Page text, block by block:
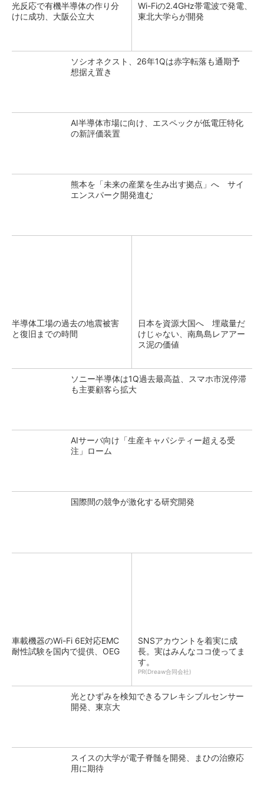
光反応で有機半導体の作り分
けに成功、大阪公立大
Wi-Fiの2.4GHz帯電波で発電、
東北大学らが開発
ソシオネクスト、26年1Qは赤字転落も通期予
想据え置き
AI半導体市場に向け、エスペックが低電圧特化
の新評価装置
熊本を「未来の産業を生み出す拠点」へ サイ
エンスパーク開発進む
半導体工場の過去の地震被害
と復旧までの時間
日本を資源大国へ 埋蔵量だ
けじゃない、南鳥島レアアー
ス泥の価値
ソニー半導体は1Q過去最高益、スマホ市況停滞
も主要顧客ら拡大
AIサーバ向け「生産キャパシティー超える受
注」ローム
国際間の競争が激化する研究開発
車載機器のWi-Fi 6E対応EMC
耐性試験を国内で提供、OEG
SNSアカウントを着実に成
長。実はみんなココ使ってま
す。
PR(Dreaw合同会社)
光とひずみを検知できるフレキシブルセンサー
開発、東京大
スイスの大学が電子脊髄を開発、まひの治療応
用に期待